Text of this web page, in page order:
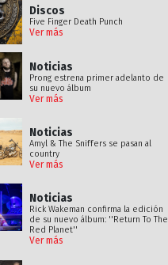
Discos
Five Finger Death Punch
Ver más
Noticias
Prong estrena primer adelanto de
su nuevo álbum
Ver más
Noticias
Amyl & The Sniffers se pasan al
country
Ver más
Noticias
Rick Wakeman confirma la edición
de su nuevo álbum: ''Return To The
Red Planet''
Ver más